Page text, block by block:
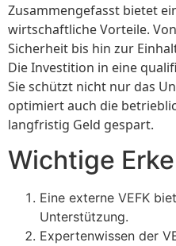
Zusammengefasst bietet
wirtschaftliche Vorteile.
Sicherheit bis hin zur
Die Investition in eine
Sie schützt nicht nur das
optimiert auch die
langfristig Geld gespart.
Wichtige
Eine externe VEFK
Unterstützung.
Expertenwissen der